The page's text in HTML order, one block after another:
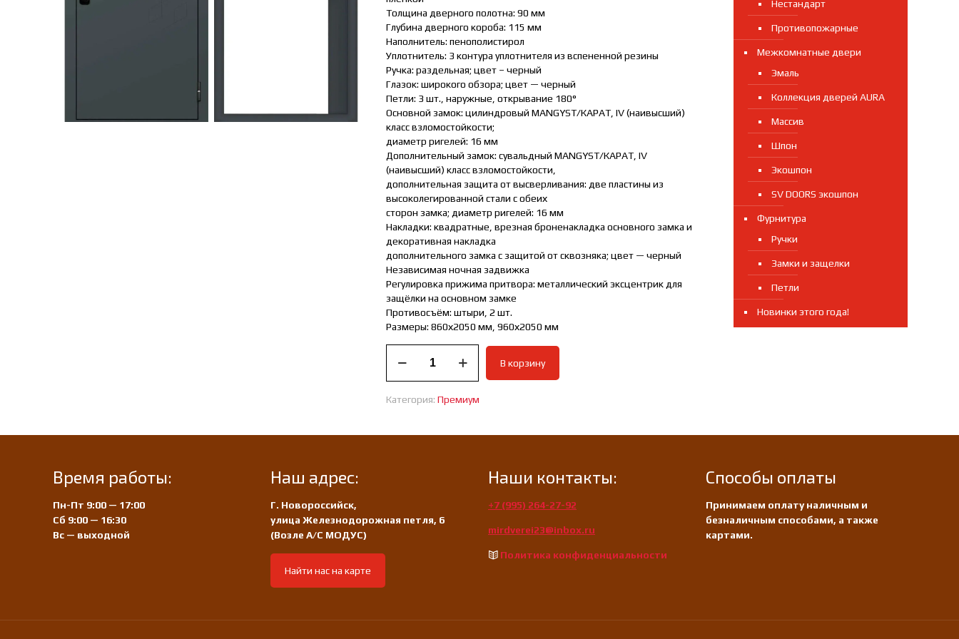
Толщина дверного полотна: 90 мм
Глубина дверного короба: 115 мм
Наполнитель: пенополистирол
Уплотнитель: 3 контура уплотнителя из вспененной резины
Ручка: раздельная; цвет – черный
Глазок: широкого обзора; цвет — черный
Петли: 3 шт., наружные, открывание 180°
Основной замок: цилиндровый MANGYST/КАРАТ, IV (наивысший)
класс взломостойкости;
диаметр ригелей: 16 мм
Дополнительный замок: сувальдный MANGYST/КАРАТ, IV
(наивысший) класс взломостойкости,
дополнительная защита от высверливания: две пластины из
высоколегированной стали с обеих
сторон замка; диаметр ригелей: 16 мм
Накладки: квадратные, врезная броненакладка основного замка и
декоративная накладка
дополнительного замка с защитой от сквозняка; цвет — черный
Независимая ночная задвижка
Регулировка прижима притвора: металлический эксцентрик для
защёлки на основном замке
Противосъём: штыри, 2 шт.
Размеры: 860х2050 мм, 960х2050 мм
товара
Дверь
премиум
зеркало
В корзину
Категория:Премиум
Нестандарт
Противопожарные
Межкомнатные двери
Эмаль
Коллекция дверей AURA
Массив
Шпон
Экошпон
SV DOORS экошпон
Фурнитура
Ручки
Замки и защелки
Петли
Новинки этого года!
Время работы:
Пн-Пт 9:00 — 17:00
Сб 9:00 — 16:30
Вс — выходной
Наш адрес:
Г. Новороссийск,
улица Железнодорожная петля, 6
(Возле А/С МОДУС)
Найти нас на карте
Наши контакты:
+7 (995) 264-27-92
mirdverei23@inbox.ru
Политика конфиденциальности
Способы оплаты
Принимаем оплату наличным и
безналичным способами, а также
картами.